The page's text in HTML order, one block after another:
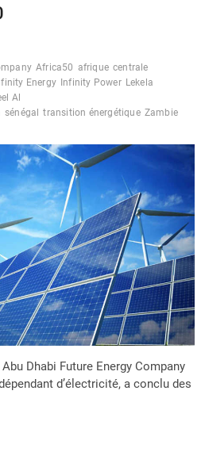
Africa50 afrique centrale
Energy Infinity Power Lekela
Al
sénégal transition énergétique Zambie
Dhabi Future Energy Company
d’électricité, a conclu des